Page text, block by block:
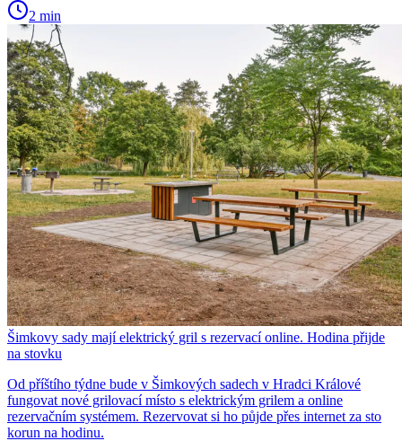
2 min
Šimkovy sady mají elektrický gril s rezervací online. Hodina přijde
na stovku
Od příštího týdne bude v Šimkových sadech v Hradci Králové
fungovat nové grilovací místo s elektrickým grilem a online
rezervačním systémem. Rezervovat si ho půjde přes internet za sto
korun na hodinu.